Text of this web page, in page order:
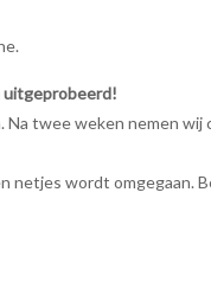
uitgeprobeerd!
twee weken nemen
netjes wordt omgegaan.